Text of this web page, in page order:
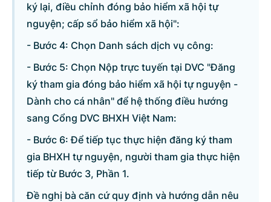
ký lại, điều chỉnh đóng bảo hiểm xã hội tự
nguyện; cấp sổ bảo hiểm xã hội":
- Bước 4: Chọn Danh sách dịch vụ công:
- Bước 5: Chọn Nộp trực tuyến tại DVC "Đăng
ký tham gia đóng bảo hiểm xã hội tự nguyện -
Dành cho cá nhân" để hệ thống điều hướng
sang Cổng DVC BHXH Việt Nam:
- Bước 6: Để tiếp tục thực hiện đăng ký tham
gia BHXH tự nguyện, người tham gia thực hiện
tiếp từ Bước 3, Phần 1.
Đề nghị bà căn cứ quy định và hướng dẫn nêu